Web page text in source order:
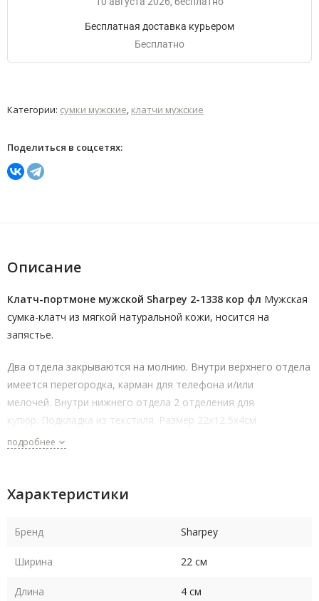
Бесплатная доставка курьером
Бесплатно
Категории: сумки мужские, клатчи мужские
Поделиться в соцсетях:
Описание
Клатч-портмоне мужской Sharpey 2-1338 кор фл Мужская
сумка-клатч из мягкой натуральной кожи, носится на
запястье.
Два отдела закрываются на молнию. Внутри верхнего отдела
имеется перегородка, карман для телефона и/или
мелочей. Внутри нижнего отдела 2 отделения для
купюр. Подкладка из текстиля. Размер 22х12,5х4см
подробнее
Характеристики
Бренд Sharpey
Ширина 22 см
Длина 4 см